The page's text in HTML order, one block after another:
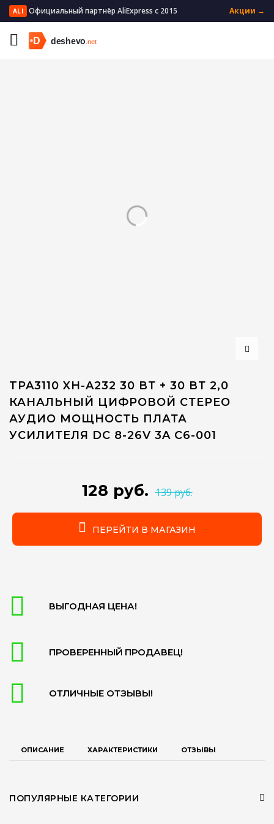
ALI Официальный партнёр AliExpress с 2015 Акции →
Главная Электроника
Операционные усилители
TPA3110 XH-A232 30 ВТ + 30 ВТ 2,0
КАНАЛЬНЫЙ ЦИФРОВОЙ СТЕРЕО
АУДИО МОЩНОСТЬ ПЛАТА
УСИЛИТЕЛЯ DC 8-26V 3A C6-001
128 руб. 139 руб.
ПЕРЕЙТИ В МАГАЗИН
ВЫГОДНАЯ ЦЕНА!
ПРОВЕРЕННЫЙ ПРОДАВЕЦ!
ОТЛИЧНЫЕ ОТЗЫВЫ!
ОПИСАНИЕ ХАРАКТЕРИСТИКИ ОТЗЫВЫ
ПОПУЛЯРНЫЕ КАТЕГОРИИ